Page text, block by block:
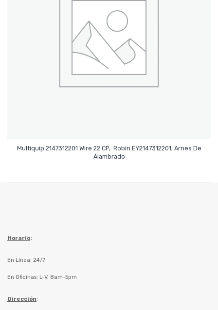
Multiquip 2147312201 Wire 22 CP, Robin EY2147312201, Arnes De
Alambrado
Leer Más
Horario:
En Línea: 24/7
En Oficinas: L-V, 8am-5pm
Dirección: